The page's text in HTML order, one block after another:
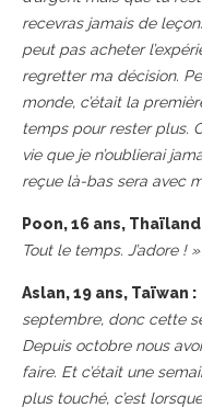
recevras jamais de
peut pas acheter
regretter ma décision.
monde, c’était la
temps pour rester plus.
vie que je n’oublierai
reçue là-bas sera avec
Poon, 16 ans,
Tout le temps. J’adore ! »
Aslan, 19 ans, Taïwan :
septembre, donc cette
Depuis octobre nous
faire. Et c’était une
plus touché, c’est